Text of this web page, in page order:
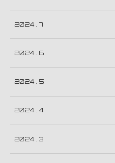
2024 . 7
2024 . 6
2024 . 5
2024 . 4
2024 . 3